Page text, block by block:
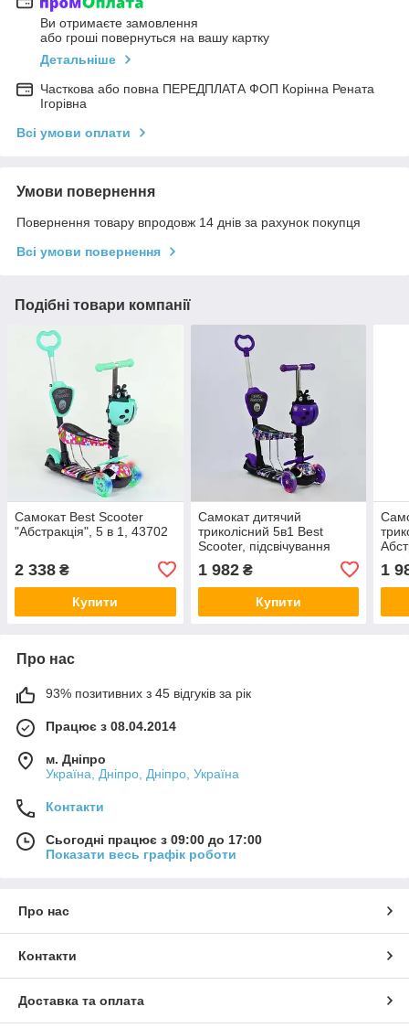
Ви отримаєте замовлення
або гроші повернуться на вашу картку
Детальніше
Часткова або повна ПЕРЕДПЛАТА ФОП Корінна Рената
Ігорівна
Всі умови оплати
Умови повернення
Повернення товару впродовж 14 днів за рахунок покупця
Всі умови повернення
Подібні товари компанії
Самокат Best Scooter
"Абстракція", 5 в 1, 43702
2 338 ₴
Купити
Самокат дитячий
триколісний 5в1 Best
Scooter, підсвічування
1 982₴
Купити
1
Про нас
93% позитивних з 45 відгуків за рік
Працює з 08.04.2014
м. Дніпро
Україна, Дніпро, Дніпро, Україна
Контакти
Сьогодні працює з 09:00 до 17:00
Показати весь графік роботи
Про нас
Контакти
Доставка та оплата